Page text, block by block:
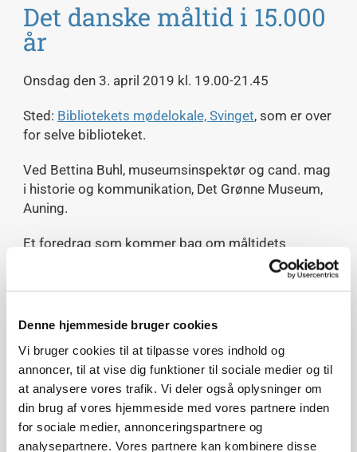
Denne hjemmeside bruger cookies
Vi bruger cookies til at tilpasse vores indhold og
annoncer, til at vise dig funktioner til sociale medier og til
at analysere vores trafik. Vi deler også oplysninger om
din brug af vores hjemmeside med vores partnere inden
for sociale medier, annonceringspartnere og
analysepartnere. Vores partnere kan kombinere disse
Det danske måltid i 15.000
år
Onsdag den 3. april 2019 kl. 19.00-21.45
Sted: Bibliotekets mødelokale, Svinget, som er over
for selve biblioteket.
Ved Bettina Buhl, museumsinspektør og cand. mag
i historie og kommunikation, Det Grønne Museum,
Auning.
Et foredrag som kommer bag om måltidets
kulturhistorie i Danmark – råvarerne, tilberedningen
og serveringen gennem tiderne. Vi skal i køkkenet, i
spændende kig på de ældste danske kogebøger.
Buhl er madhistoriker, cand.mag. i historie og
kommunikation, museumsinspektør og arbejder
dagligt med forskning og formidling af dansk
madhistorie i MADENS HUS på Det Grønne
Museum. Forfatter til talrige artikler og til bøgerne